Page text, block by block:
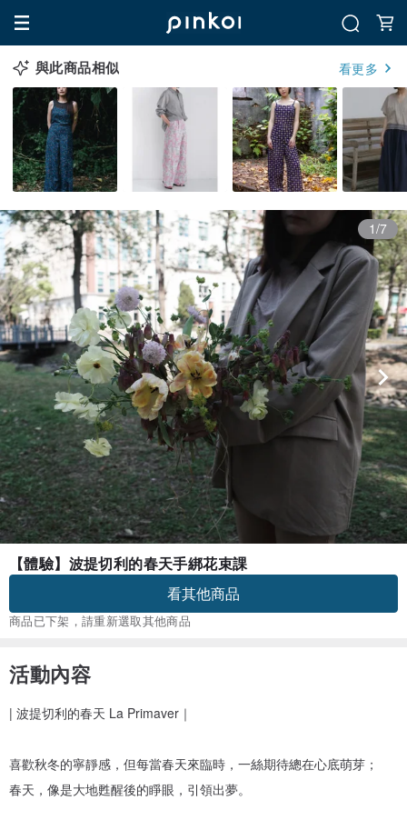
與此商品相似 看更多
1/7
【體驗】波提切利的春天手綁花束課
看其他商品
商品已下架，請重新選取其他商品
活動內容
| 波提切利的春天 La Primaver｜
喜歡秋冬的寧靜感，但每當春天來臨時，一絲期待總在心底萌芽；
春天，像是大地甦醒後的睜眼，引領出夢。